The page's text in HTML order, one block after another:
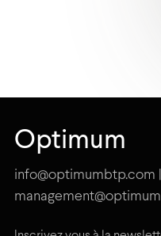
Optimum
info@optimumbtp.com |